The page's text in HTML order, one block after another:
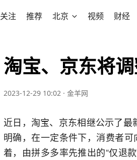
关注 推荐 北京 视频 财经
淘宝、京东将调
2023-12-29 10:02 · 金羊网
近日，淘宝、京东相继公示了
明确，在一定条件下，消费者
着，由拼多多率先推出的“仅退